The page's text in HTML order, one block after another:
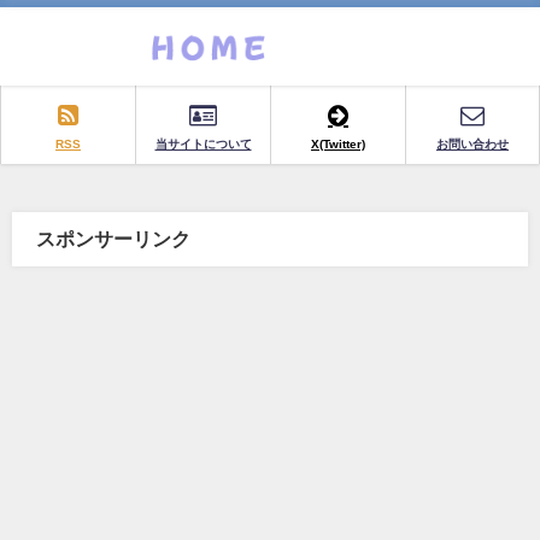
RSS 当サイトについて X(Twitter) お問い合わせ
スポンサーリンク